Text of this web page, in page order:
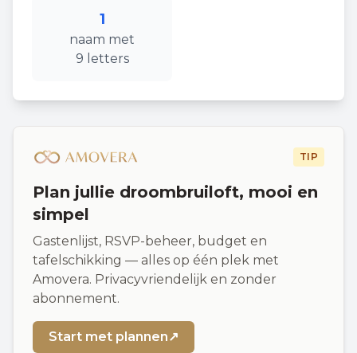
1
naam met
9 letters
TIP
Plan jullie droombruiloft, mooi en
simpel
Gastenlijst, RSVP-beheer, budget en
tafelschikking — alles op één plek met
Amovera. Privacyvriendelijk en zonder
abonnement.
Start met plannen↗